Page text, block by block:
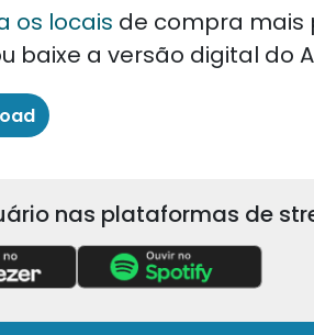
os locais de compra mais
baixe a versão digital do
nas plataformas de